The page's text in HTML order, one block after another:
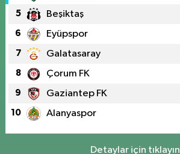
5 Beşiktaş
6 Eyüpspor
7 Galatasaray
8 Çorum FK
9 Gaziantep FK
10 Alanyaspor
Detaylar için tıklayın